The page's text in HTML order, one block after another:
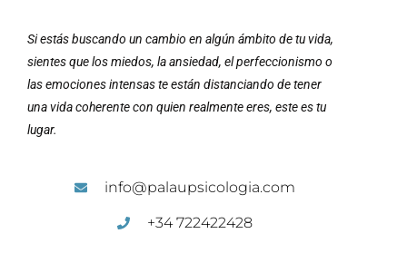
Si estás buscando un cambio en algún ámbito de tu vida,
sientes que los miedos, la ansiedad, el perfeccionismo o
las emociones intensas te están distanciando de tener
una vida coherente con quien realmente eres, este es tu
lugar.
info@palaupsicologia.com
+34 722422428